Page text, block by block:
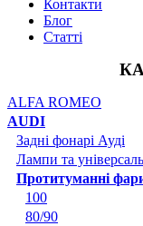
Контакти
Блог
Статті
ALFA ROMEO
AUDI
Задні фонарі Ауді
Лампи та
Протитуманні
100
80/90